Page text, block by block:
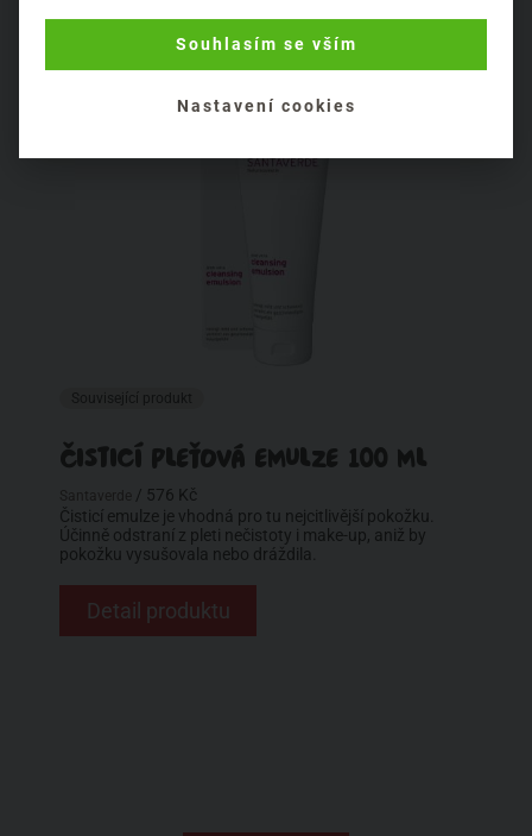
ČISTICÍ PLEŤOVÁ EMULZE 100 ML
/ 576 Kč
Čisticí emulze je vhodná pro tu nejcitlivější pokožku.
Účinně odstraní z pleti nečistoty i make-up, aniž by
pokožku vysušovala nebo dráždila.
Detail produktu
Souhlasím se vším
Nastavení cookies